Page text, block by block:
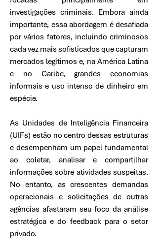
investigações criminais. Embora ainda
importante, essa abordagem é desafiada
por vários fatores, incluindo criminosos
cada vez mais sofisticados que capturam
mercados legítimos e, na América Latina
e no Caribe, grandes economias
informais e uso intenso de dinheiro em
espécie.
As Unidades de Inteligência Financeira
(UIFs) estão no centro dessas estruturas
e desempenham um papel fundamental
ao coletar, analisar e compartilhar
informações sobre atividades suspeitas.
No entanto, as crescentes demandas
operacionais e solicitações de outras
agências afastaram seu foco da análise
estratégica e do feedback para o setor
privado.